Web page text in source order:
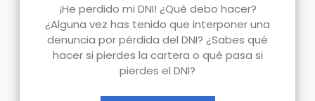
¡He perdido mi DNI! ¿Qué debo hacer?
¿Alguna vez has tenido que interponer una
denuncia por pérdida del DNI? ¿Sabes qué
hacer si pierdes la cartera o qué pasa si
pierdes el DNI?